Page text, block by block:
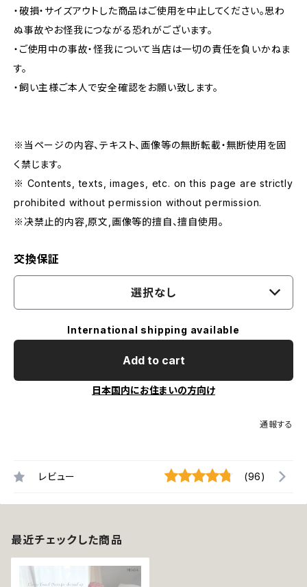
・破損・サイズアウトした商品はご使用を中止してください。思わ
ぬ事故やお怪我につながる恐れがございます。
・ご使用中の事故・怪我について当店は一切の責任を負いかねま
す。
・飼い主様ご本人で安全確認をお願い致します。
※当ページの内容、テキスト、画像等の無断転載・無断使用を固
く禁じます。
※ Contents, texts, images, etc. on this page are strictly
prohibited without permission without permission.
※决禁止的内容,原文,画像等的擅自、擅自使用。
交換保証
選択なし
International shipping available
Add to cart
日本国内にお住まいの方向け
通報する
レビュー (96)
最近チェックした商品